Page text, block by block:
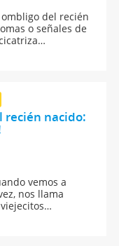
del recién
o señales de
recién nacido:
vemos a
nos llama
con la
es nuestro